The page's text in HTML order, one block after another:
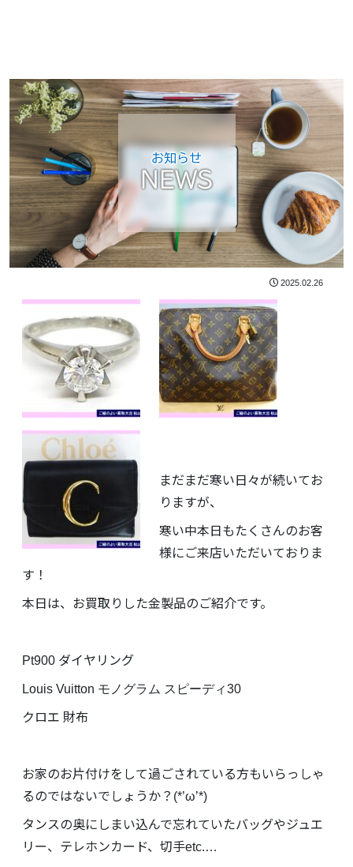
お知らせ
NEWS
2025.02.26
まだまだ寒い日々が続いてお
りますが、
寒い中本日もたくさんのお客
様にご来店いただいておりま
す！
本日は、お買取りした金製品のご紹介です。
Pt900 ダイヤリング
Louis Vuitton モノグラム スピーディ30
クロエ 財布
お家のお片付けをして過ごされている方もいらっしゃ
るのではないでしょうか？(*’ω’*)
タンスの奥にしまい込んで忘れていたバッグやジュエ
リー、テレホンカード、切手etc.…